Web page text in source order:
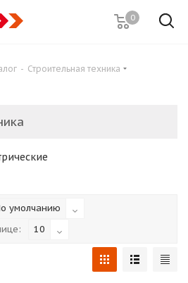
0
- Строительная техника
умолчанию
10